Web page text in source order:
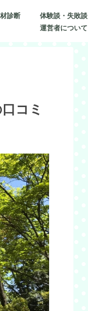
診断
体験談・失敗談
運営者について
コミ